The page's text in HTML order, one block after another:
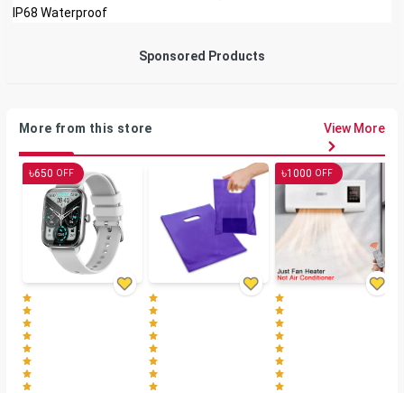
IP68 Waterproof
Sponsored Products
More from this store View More
৳650 OFF ৳1000 OFF